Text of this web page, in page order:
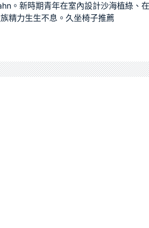
。新時期青年在室內設計沙海植綠、
精力生生不息。 久坐椅子推薦